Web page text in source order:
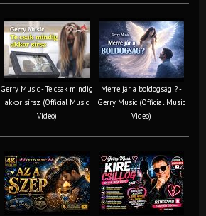
Gerry Music - Te csak mindig
akkor sírsz (Official Music
Video)
Merre jár a boldogság ? -
Gerry Music (Official Music
Video)